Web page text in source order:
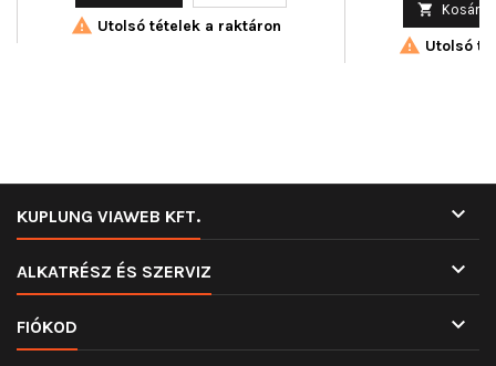
 Utolsó tételek a raktáron
 Kosárba
 Utolsó
KUPLUNG VIAWEB KFT. 
ALKATRÉSZ ÉS SZERVIZ 
FIÓKOD 